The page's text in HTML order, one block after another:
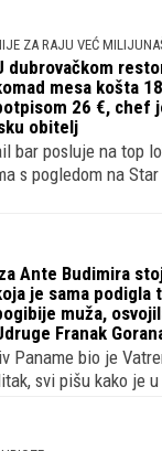
u Americi
i sin
jedinicom Loree
ZA RAJU VEĆ
U dubrovačkom
bar posluje na top
s pogledom na Star
Iza Ante Budimira